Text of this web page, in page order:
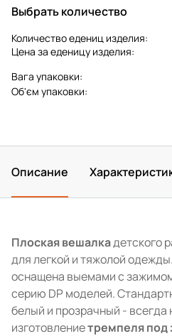
Выбрать количество
Количество едениц изделия:
Цена за еденицу изделия:
Вага упаковки:
Об'єм упаковки:
Описание
Плоская вешалкадетского
для легкой и тяжолой
оснащена выемами с
серию DP моделей.
белый и прозрачный -
изготовлениетремпеля под